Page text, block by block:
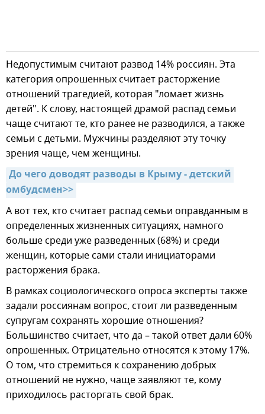
Недопустимым считают развод 14% россиян. Эта
категория опрошенных считает расторжение
отношений трагедией, которая "ломает жизнь
детей". К слову, настоящей драмой распад семьи
чаще считают те, кто ранее не разводился, а также
семьи с детьми. Мужчины разделяют эту точку
зрения чаще, чем женщины.
До чего доводят разводы в Крыму - детский
омбудсмен>>
А вот тех, кто считает распад семьи оправданным в
определенных жизненных ситуациях, намного
больше среди уже разведенных (68%) и среди
женщин, которые сами стали инициаторами
расторжения брака.
В рамках социологического опроса эксперты также
задали россиянам вопрос, стоит ли разведенным
супругам сохранять хорошие отношения?
Большинство считает, что да – такой ответ дали 60%
опрошенных. Отрицательно относятся к этому 17%.
О том, что стремиться к сохранению добрых
отношений не нужно, чаще заявляют те, кому
приходилось расторгать свой брак.